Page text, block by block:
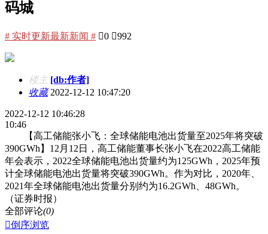
码城
# 实时更新最新新闻 # 0 992
楼主 [db:作者]
收藏2022-12-12 10:47:20
2022-12-12 10:46:28
10:46
【高工储能张小飞：全球储能电池出货量至2025年将突破
390GWh】12月12日，高工储能董事长张小飞在2022高工储能
年会表示，2022全球储能电池出货量约为125GWh，2025年预
计全球储能电池出货量将突破390GWh。作为对比，2020年、
2021年全球储能电池出货量分别约为16.2GWh、48GWh。
（证券时报）
全部评论(0)
倒序浏览